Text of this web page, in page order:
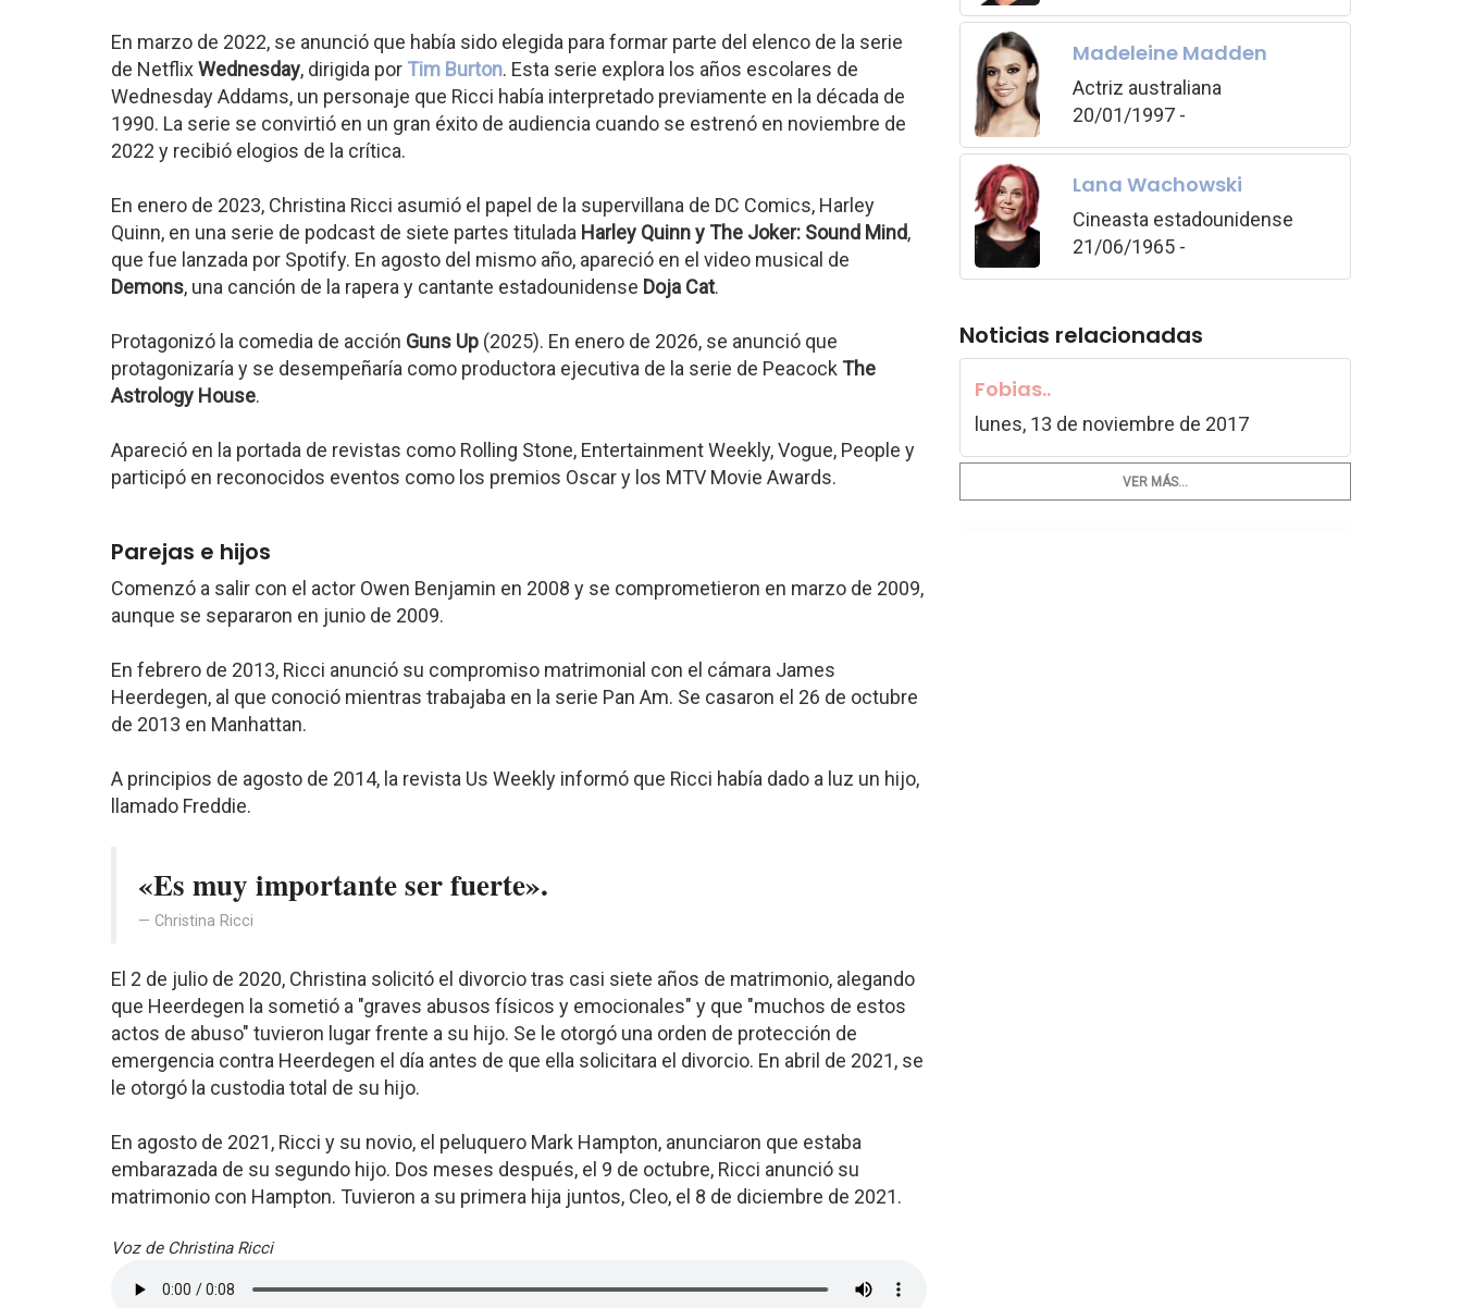
En marzo de 2022, se anunció que había sido elegida para formar parte del elenco de la serie
de NetflixWednesday, dirigida por Tim Burton. Esta serie explora los años escolares de
Wednesday Addams, un personaje que Ricci había interpretado previamente en la década de
1990. La serie se convirtió en un gran éxito de audiencia cuando se estrenó en noviembre de
2022 y recibió elogios de la crítica.
En enero de 2023, Christina Ricci asumió el papel de la supervillana de DC Comics, Harley
Quinn, en una serie de podcast de siete partes titulada Harley Quinn y The Joker: Sound Mind,
que fue lanzada por Spotify. En agosto del mismo año, apareció en el video musical de
Demons, una canción de la rapera y cantante estadounidense Doja Cat.
Protagonizó la comedia de acción Guns Up (2025). En enero de 2026, se anunció que
protagonizaría y se desempeñaría como productora ejecutiva de la serie de Peacock The
Astrology House.
Apareció en la portada de revistas como Rolling Stone, Entertainment Weekly, Vogue, People y
participó en reconocidos eventos como los premios Oscar y los MTV Movie Awards.
Parejas e hijos
Comenzó a salir con el actor Owen Benjamin en 2008 y se comprometieron en marzo de 2009,
aunque se separaron en junio de 2009.
En febrero de 2013, Ricci anunció su compromiso matrimonial con el cámara James
Heerdegen, al que conoció mientras trabajaba en la serie Pan Am. Se casaron el 26 de octubre
de 2013 en Manhattan.
A principios de agosto de 2014, la revista Us Weekly informó que Ricci había dado a luz un hijo,
llamado Freddie.
«Es muy importante ser fuerte».
Christina Ricci
El 2 de julio de 2020, Christina solicitó el divorcio tras casi siete años de matrimonio, alegando
que Heerdegen la sometió a "graves abusos físicos y emocionales" y que "muchos de estos
actos de abuso" tuvieron lugar frente a su hijo. Se le otorgó una orden de protección de
emergencia contra Heerdegen el día antes de que ella solicitara el divorcio. En abril de 2021, se
le otorgó la custodia total de su hijo.
En agosto de 2021, Ricci y su novio, el peluquero Mark Hampton, anunciaron que estaba
embarazada de su segundo hijo. Dos meses después, el 9 de octubre, Ricci anunció su
matrimonio con Hampton. Tuvieron a su primera hija juntos, Cleo, el 8 de diciembre de 2021.
Voz de Christina Ricci
Madeleine Madden
Actriz australiana
20/01/1997 -
Lana Wachowski
Cineasta estadounidense
21/06/1965 -
Noticias relacionadas
Fobias..
lunes, 13 de noviembre de 2017
VER MÁS...